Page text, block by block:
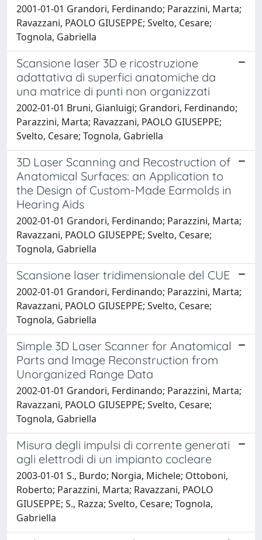
2001-01-01 Grandori, Ferdinando; Parazzini, Marta;
Ravazzani, PAOLO GIUSEPPE; Svelto, Cesare;
Tognola, Gabriella
Scansione laser 3D e ricostruzione
adattativa di superfici anatomiche da
una matrice di punti non organizzati
2002-01-01 Bruni, Gianluigi; Grandori, Ferdinando;
Parazzini, Marta; Ravazzani, PAOLO GIUSEPPE;
Svelto, Cesare; Tognola, Gabriella
3D Laser Scanning and Recostruction of
Anatomical Surfaces: an Application to
the Design of Custom-Made Earmolds in
Hearing Aids
2002-01-01 Grandori, Ferdinando; Parazzini, Marta;
Ravazzani, PAOLO GIUSEPPE; Svelto, Cesare;
Tognola, Gabriella
Scansione laser tridimensionale del CUE
2002-01-01 Grandori, Ferdinando; Parazzini, Marta;
Ravazzani, PAOLO GIUSEPPE; Svelto, Cesare;
Tognola, Gabriella
Simple 3D Laser Scanner for Anatomical
Parts and Image Reconstruction from
Unorganized Range Data
2002-01-01 Grandori, Ferdinando; Parazzini, Marta;
Ravazzani, PAOLO GIUSEPPE; Svelto, Cesare;
Tognola, Gabriella
Misura degli impulsi di corrente generati
agli elettrodi di un impianto cocleare
2003-01-01 S., Burdo; Norgia, Michele; Ottoboni,
Roberto; Parazzini, Marta; Ravazzani, PAOLO
GIUSEPPE; S., Razza; Svelto, Cesare; Tognola,
Gabriella